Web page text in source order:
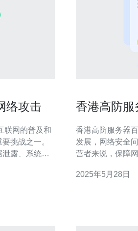
络攻击
挑战之一。
露、系统瘫
过强大的防
香港高防服
香港高防服务器百度一
发展，网络安全
营者来说，保障
为您介绍香港高
2025年5月28日